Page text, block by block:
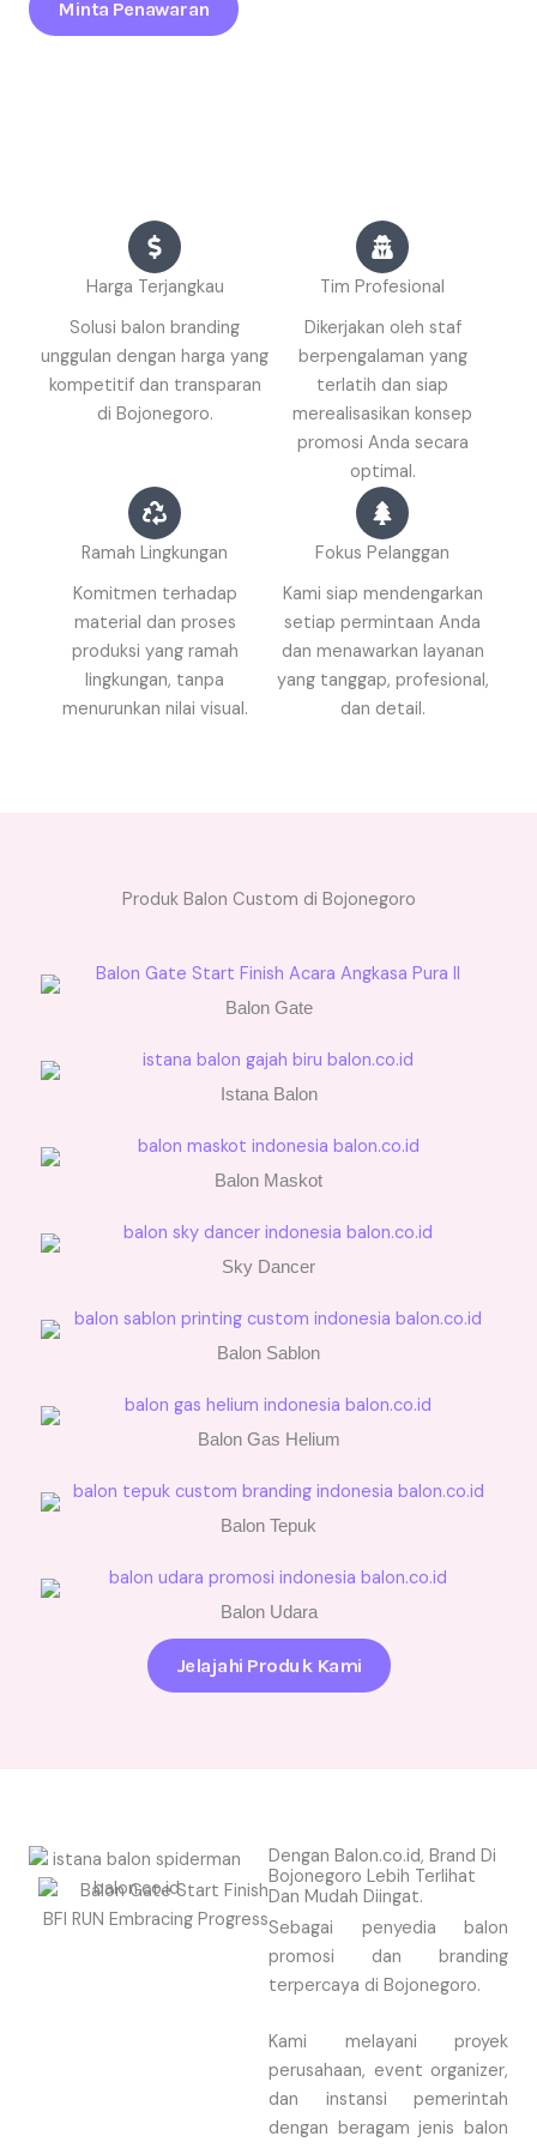
Minta Penawaran
Harga Terjangkau
Solusi balon branding
unggulan dengan harga yang
kompetitif dan transparan
di Bojonegoro.
Tim Profesional
Dikerjakan oleh staf
berpengalaman yang
terlatih dan siap
merealisasikan konsep
promosi Anda secara
optimal.
Ramah Lingkungan
Komitmen terhadap
material dan proses
produksi yang ramah
lingkungan, tanpa
menurunkan nilai visual.
Fokus Pelanggan
Kami siap mendengarkan
setiap permintaan Anda
dan menawarkan layanan
yang tanggap, profesional,
dan detail.
Produk Balon Custom di Bojonegoro
Balon Gate
Istana Balon
Balon Maskot
Sky Dancer
Balon Sablon
Balon Gas Helium
Balon Tepuk
Balon Udara
Jelajahi Produk Kami
Dengan Balon.co.id, Brand Di
Bojonegoro Lebih Terlihat
Dan Mudah Diingat.
Sebagai penyedia balon
promosi dan branding
terpercaya di Bojonegoro.
Kami melayani proyek
perusahaan, event organizer,
dan instansi pemerintah
dengan beragam jenis balon